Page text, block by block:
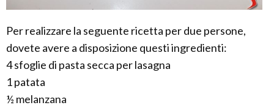
Per realizzare la seguente ricetta per due persone,
dovete avere a disposizione questi ingredienti:
4 sfoglie di pasta secca per lasagna
1 patata
½ melanzana